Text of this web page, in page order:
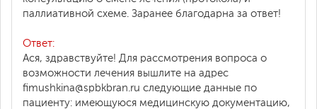
паллиативной схеме. Заранее благодарна за ответ!
Ответ:
Ася, здравствуйте! Для рассмотрения вопроса о
возможности лечения вышлите на адрес
fimushkina@spbkbran.ru следующие данные по
пациенту: имеющуюся медицинскую документацию,